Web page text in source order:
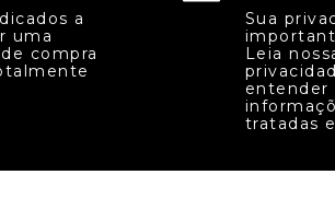
a
uma
compra
Sua
Leia
entender
tratadas